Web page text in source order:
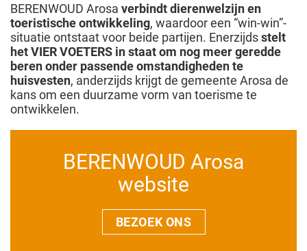
BERENWOUD Arosa verbindt dierenwelzijn en
toeristische ontwikkeling, waardoor een “win-win”-
situatie ontstaat voor beide partijen. Enerzijdsstelt
het VIER VOETERS in staat om nog meer geredde
beren onder passende omstandigheden te
huisvesten, anderzijds krijgt de gemeente Arosa de
kans om een duurzame vorm van toerisme te
ontwikkelen.
BERENWOUD Arosa
website
BEZOEK ONS